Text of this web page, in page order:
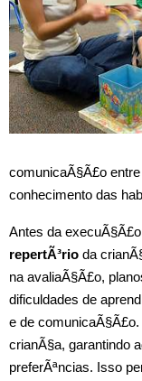
comunicaÃ§Ã£o
conhecimento das
Antes da
repertÃ³rio da
na avaliaÃ§Ã£o,
dificuldades de
e de
crianÃ§a, garantindo
preferÃªncias. Isso